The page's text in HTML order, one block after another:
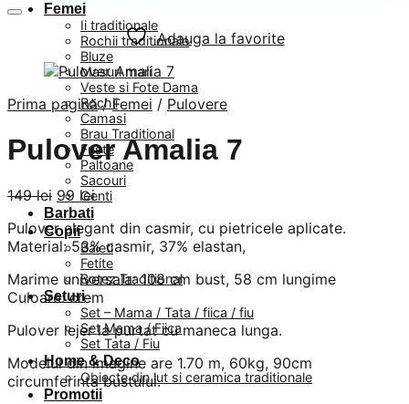
Femei
Ii traditionale
Rochii traditionale
Bluze
Masuri mari
Veste si Fote Dama
Rochii
Camasi
Brau Traditional
Fuste
Paltoane
Sacouri
Genti
Barbati
Copii
Baieti
Fetite
Botez Traditional
Seturi
Set – Mama / Tata / fiica / fiu
Set Mama / Fiica
Set Tata / Fiu
Home & Deco
Obiecte din lut si ceramica traditionale
Promotii
Adauga la favorite
Prima pagină / Femei / Pulovere
Pulover Amalia 7
149lei Prețul
inițial
a
fost:
149 lei.
99 leiPrețul
este:
99 lei.
Pulover elegant din casmir, cu pietricele aplicate.
Material: 53% casmir, 37% elastan,
Marime universala: 108 cm bust, 58 cm lungime
Culoare: crem
Pulover lejer la purtat cu maneca lunga.
Modelul din imagine are 1.70 m, 60kg, 90cm
circumferinta bustului.